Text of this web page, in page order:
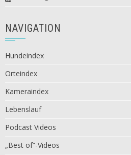
NAVIGATION
Hundeindex
Orteindex
Kameraindex
Lebenslauf
Podcast Videos
„Best of“-Videos